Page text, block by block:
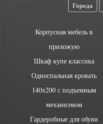
Города
Корпусная мебель в
прихожую
Шкаф купе классика
Односпальная кровать
140х200 с подъемным
механизмом
Гардеробные для обуви